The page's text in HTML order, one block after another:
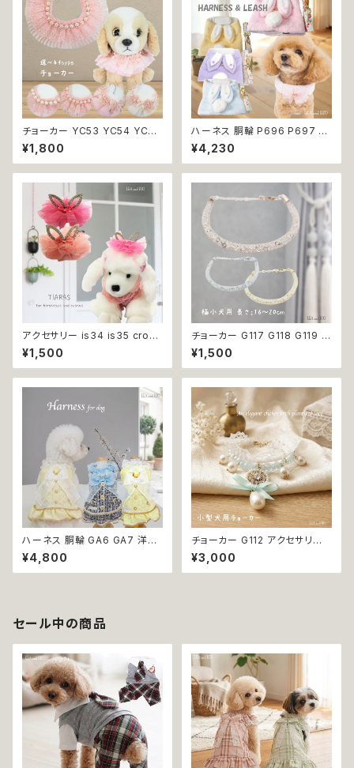
チョーカー YC53 YC54 YC55
YC56 アクセサリー ネック フォ
ーマル パーティー イベント お
めかし 女の子 犬 犬服 小型 猫
ア おしゃれ かわいい 返品交換
不可
¥1,800
ハーネス 胴輪 P696 P697 P
698 P699 洋服のようなハー
ネス うさぎ ラビット rabbit 暖
か 秋冬 お揃い 引っ張り防止 散
ペット 服 犬服 猫服 かわいい お
しゃれ 小型犬 返品交換不可
¥4,230
アクセサリー is34 is35 crow
n ライトピンク ピンク 犬 王冠
ティアラ イベント パーティー 誕
生日 犬 猫 ペット 返品交換不可
¥1,500
チョーカー G117 G118 G119 首
輪 アクセサリー クリア キラキラ
犬 猫 ペット 極小型犬用 おしゃ
れ かわいい シンプル ピンク ゴ
¥1,500
ハーネス 胴輪 GA6 GA7 洋服
のようなハーネス ワンピース風
引っ張り防止 散歩 お出掛け ド
ッグウエア 犬 猫 ペット 服 犬服
¥4,800
チョーカー G112 アクセサリー
レース パール 犬 猫 ペット 小型
犬用 おしゃれ キラキラ かわい
い リボン ブルー ホワイト 返品
¥3,000
セール中の商品